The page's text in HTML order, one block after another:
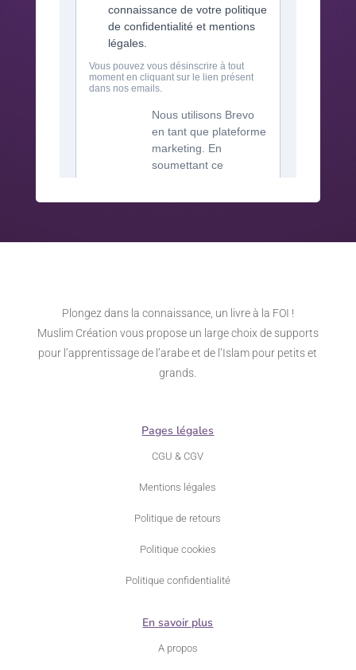
Plongez dans la connaissance, un livre à la FOI !
Muslim Création vous propose un large choix de supports
pour l’apprentissage de l’arabe et de l’Islam pour petits et
grands.
Pages légales
CGU & CGV
Mentions légales
Politique de retours
Politique cookies
Politique confidentialité
En savoir plus
A propos